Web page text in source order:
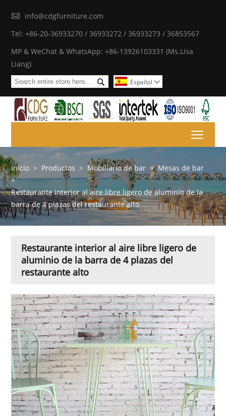

info@cdgfurniture.com
Tel: +86-20-36933270 / 36933272 / 36933273 / 36853567
MP & WeChat & WhatsApp: +86-13926103331 (Ms.Lisa
Liang)
 Español 
Inicio > Productos > Mobiliario de bar > Mesas de bar
>
Restaurante interior al aire libre ligero de aluminio de la
barra de 4 plazas del restaurante alto
Restaurante interior al aire libre ligero de
aluminio de la barra de 4 plazas del
restaurante alto